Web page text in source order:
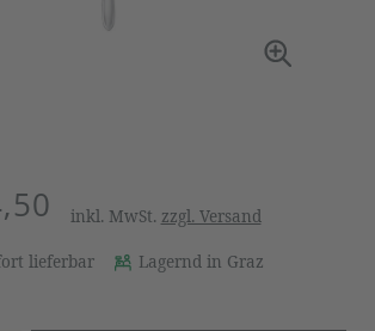
inkl. MwSt. zzgl. Versand
lieferbar Lagernd in Graz